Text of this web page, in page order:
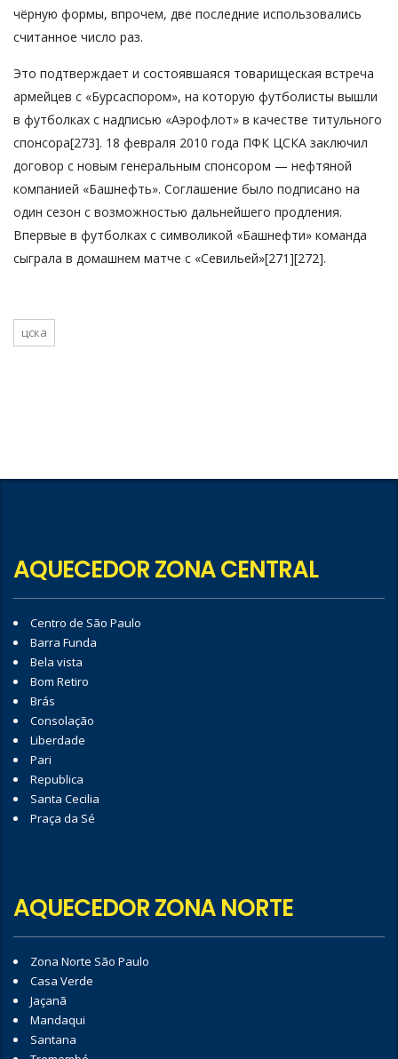
чёрную формы, впрочем, две последние использовались
считанное число раз.
Это подтверждает и состоявшаяся товарищеская встреча
армейцев с «Бурсаспором», на которую футболисты вышли
в футболках с надписью «Аэрофлот» в качестве титульного
спонсора[273]. 18 февраля 2010 года ПФК ЦСКА заключил
договор с новым генеральным спонсором — нефтяной
компанией «Башнефть». Соглашение было подписано на
один сезон с возможностью дальнейшего продления.
Впервые в футболках с символикой «Башнефти» команда
сыграла в домашнем матче с «Севильей»[271][272].
цска
AQUECEDOR ZONA CENTRAL
Centro de São Paulo
Barra Funda
Bela vista
Bom Retiro
Brás
Consolação
Liberdade
Pari
Republica
Santa Cecilia
Praça da Sé
AQUECEDOR ZONA NORTE
Zona Norte São Paulo
Casa Verde
Jaçanã
Mandaqui
Santana